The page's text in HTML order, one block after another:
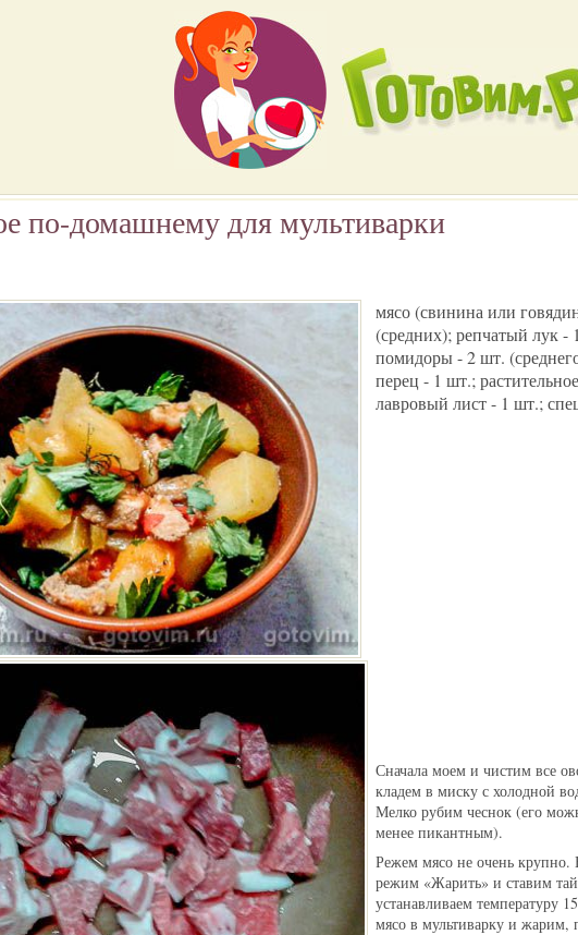
по-домашнему для мультиварки
мясо (свинина или
(средних); репчатый лук -
помидоры - 2 шт.
перец - 1 шт.;
лавровый лист - 1 шт.;
Сначала моем и чистим все
кладем в миску с холодной
Мелко рубим чеснок (его
менее пикантным).
Режем мясо не очень крупно.
режим «Жарить» и ставим
устанавливаем температуру
мясо в мультиварку и